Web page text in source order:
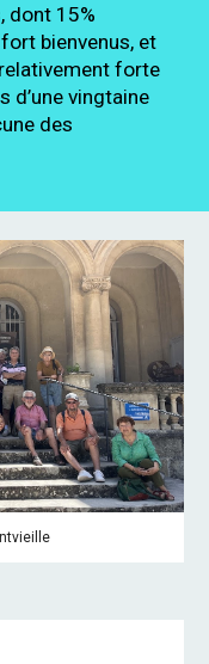
dont 15%
bienvenus, et
forte
d’une vingtaine
des